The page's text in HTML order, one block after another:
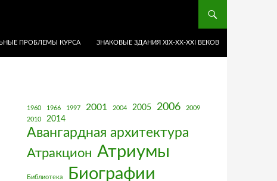
ПРОБЛЕМЫ КУРСА ЗНАКОВЫЕ ЗДАНИЯ XIX-ХХ-XXI ВЕКОВ
1960 1966 1997 2001 2004 2005 2006
2009
2010
2014
Авангардная архитектура
Атракцион Атриумы
Библиотека Биографии